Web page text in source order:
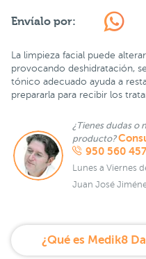
Envíalo por:
La limpieza facial puede
provocando deshidratación,
tónico adecuado ayuda a
prepararla para recibir los
¿Tienes dudas o
producto?
950 560 457
Lunes a Viernes
Juan José